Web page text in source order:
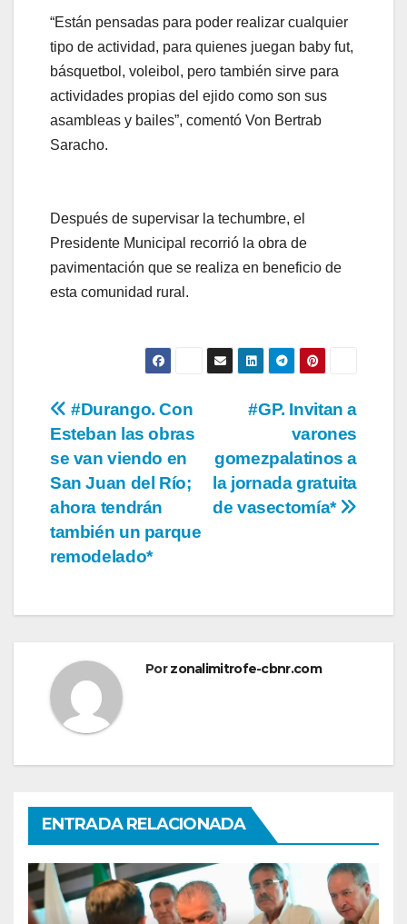
“Están pensadas para poder realizar cualquier
tipo de actividad, para quienes juegan baby fut,
básquetbol, voleibol, pero también sirve para
actividades propias del ejido como son sus
asambleas y bailes”, comentó Von Bertrab
Saracho.
Después de supervisar la techumbre, el
Presidente Municipal recorrió la obra de
pavimentación que se realiza en beneficio de
esta comunidad rural.
Navegación
de
entradas
#GP. Invitan a
varones
gomezpalatinos a
la jornada gratuita
de vasectomía*
#Durango. Con
Esteban las obras
se van viendo en
San Juan del Río;
ahora tendrán
también un parque
remodelado*
Porzonalimitrofe-cbnr.com
ENTRADA RELACIONADA